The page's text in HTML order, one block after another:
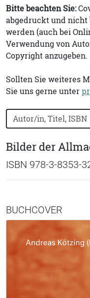
Bitte beachten Sie:
abgedruckt und
werden (auch bei
Verwendung von
Copyright anzugeben.
Sollten Sie weiteres
Sie uns gerne unter
Bücher nach
Bilder der
ISBN 978-3-8353-
BUCHCOVER